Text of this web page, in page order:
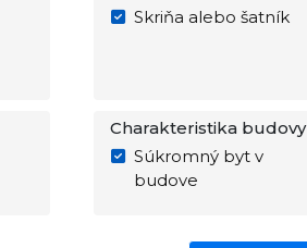
Skriňa alebo šatník
Charakteristika budovy
Súkromný byt v
budove